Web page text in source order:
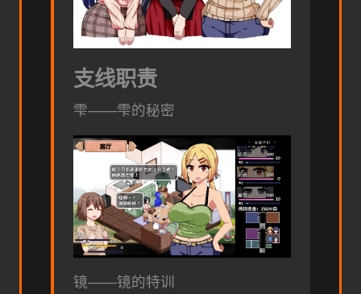
支线职责
雫——雫的秘密
镜——镜的特训